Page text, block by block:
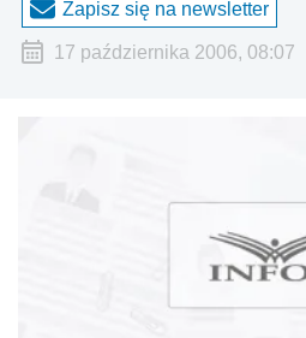
Zapisz się na newsletter
17 października 2006, 08:07